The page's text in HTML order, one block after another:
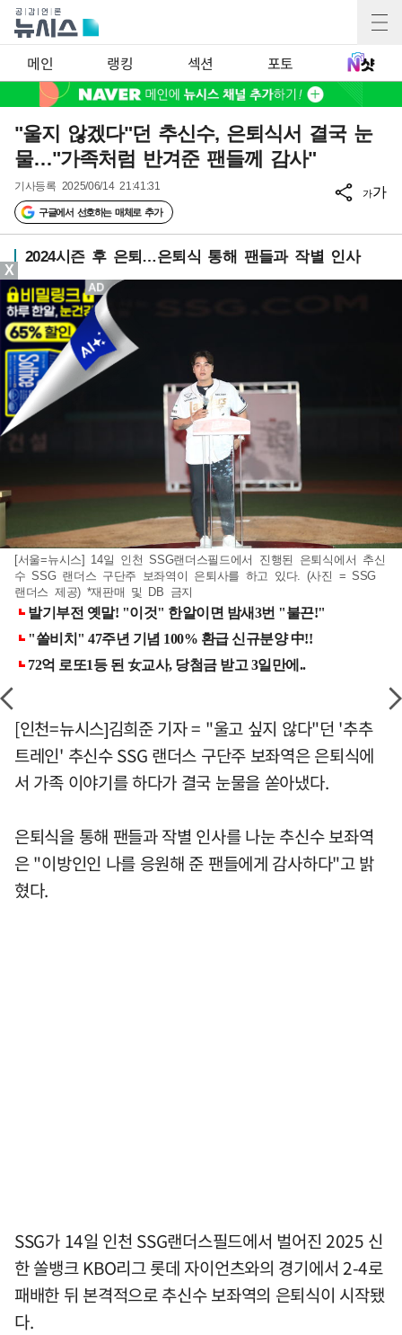
메인 랭킹 섹션 포토
"울지 않겠다"던 추신수, 은퇴식서 결국 눈
물…"가족처럼 반겨준 팬들께 감사"
기사등록 2025/06/14 21:41:31
구글에서 선호하는 매체로 추가
가가
2024시즌 후 은퇴…은퇴식 통해 팬들과 작별 인사
[서울=뉴시스] 14일 인천 SSG랜더스필드에서 진행된 은퇴식에서 추신
수 SSG 랜더스 구단주 보좌역이 은퇴사를 하고 있다. (사진 = SSG
랜더스 제공) *재판매 및 DB 금지
[인천=뉴시스]김희준 기자 = "울고 싶지 않다"던 '추추
트레인' 추신수 SSG 랜더스 구단주 보좌역은 은퇴식에
서 가족 이야기를 하다가 결국 눈물을 쏟아냈다.
은퇴식을 통해 팬들과 작별 인사를 나눈 추신수 보좌역
은 "이방인인 나를 응원해 준 팬들에게 감사하다"고 밝
혔다.
SSG가 14일 인천 SSG랜더스필드에서 벌어진 2025 신
한 쏠뱅크 KBO리그 롯데 자이언츠와의 경기에서 2-4로
패배한 뒤 본격적으로 추신수 보좌역의 은퇴식이 시작됐
다.
X